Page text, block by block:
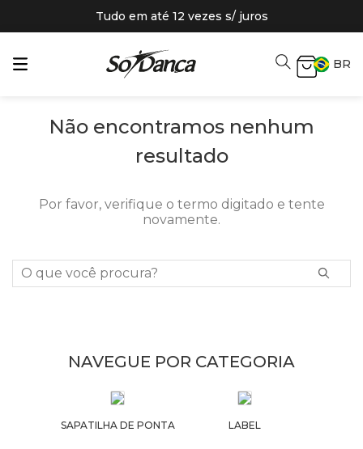
Tudo em até 12 vezes s/ juros
BR
Não encontramos nenhum
resultado
Por favor, verifique o termo digitado e tente
novamente.
O que você procura?
NAVEGUE POR CATEGORIA
SAPATILHA DE PONTA LABEL